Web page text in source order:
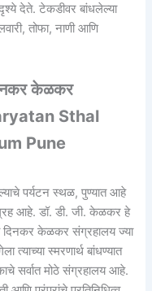
देते. टेकडीवर बांधलेल्या
तोफा, नाणी आणि
केळकर
Sthal
Pune
पर्यटन स्थळ, पुण्यात आहे
आहे. डॉ. डी. जी. केळकर हे
दिनकर केळकर संग्रहालय ज्या
त्याच्या स्मरणार्थ बांधण्यात
सर्वात मोठे संग्रहालय आहे.